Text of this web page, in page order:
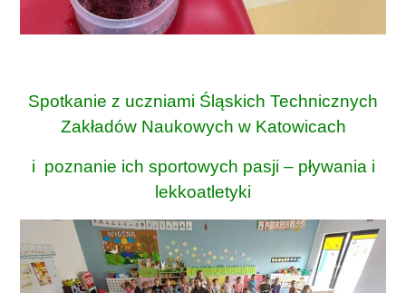
Spotkanie z uczniami Śląskich Technicznych
Zakładów Naukowych w Katowicach
i poznanie ich sportowych pasji – pływania i
lekkoatletyki